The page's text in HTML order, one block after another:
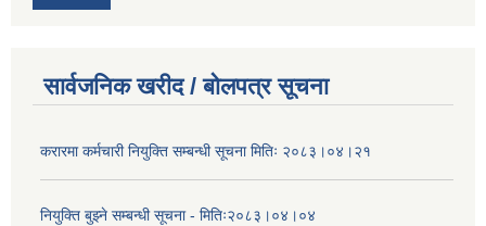
सार्वजनिक खरीद / बोलपत्र सूचना
करारमा कर्मचारी नियुक्ति सम्बन्धी सूचना मितिः २०८३।०४।२१
नियुक्ति बुझ्ने सम्बन्धी सूचना - मितिः२०८३।०४।०४